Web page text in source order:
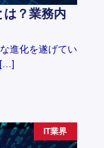
は？業務内
進化を遂げてい
[…]
IT業界